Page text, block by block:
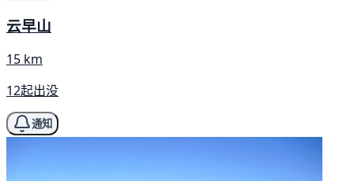
云早山
15 km
12起出没
通知